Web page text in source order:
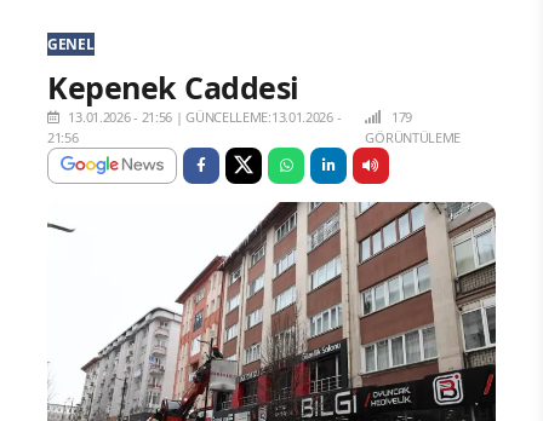
GENEL
Kepenek Caddesi
13.01.2026 - 21:56 |GÜNCELLEME:13.01.2026 -
21:56
179
GÖRÜNTÜLEME